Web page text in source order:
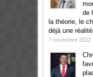
de
la théorie, le
déjà une
7 novembre 2022